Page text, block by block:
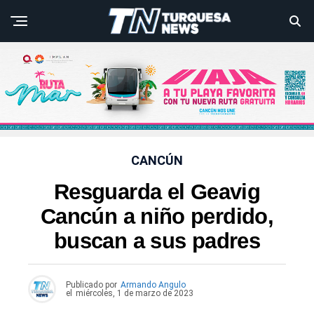
CANCÚN
Resguarda el Geavig
Cancún a niño perdido,
buscan a sus padres
Publicado por Armando Angulo
el
miércoles, 1 de marzo de 2023